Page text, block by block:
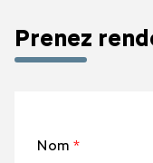
Prenez
Nom *